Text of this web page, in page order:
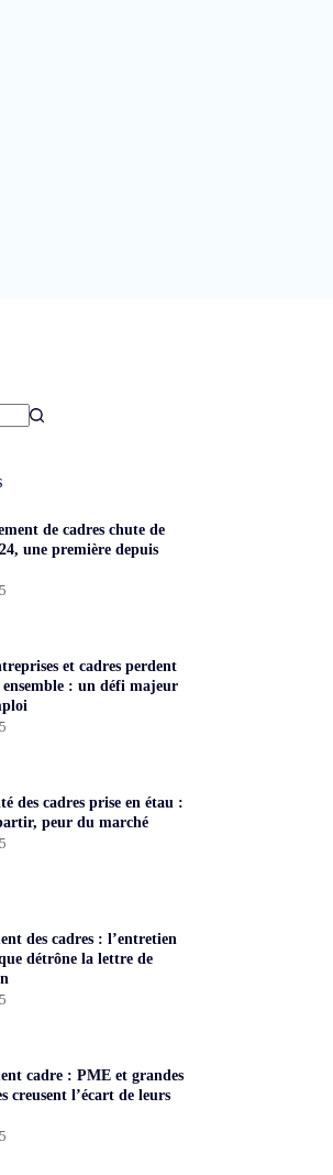
de cadres chute de
une première depuis
et cadres perdent
ensemble : un défi majeur
des cadres prise en étau :
peur du marché
des cadres : l’entretien
détrône la lettre de
cadre : PME et grandes
creusent l’écart de leurs